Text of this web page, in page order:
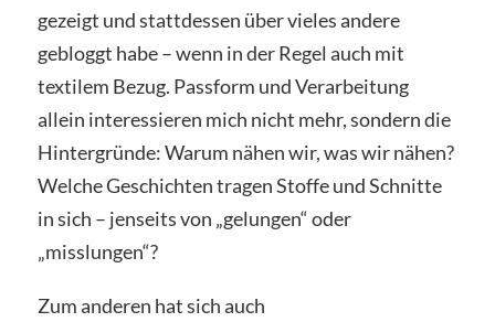
gezeigt und stattdessen über vieles andere
gebloggt habe – wenn in der Regel auch mit
textilem Bezug. Passform und Verarbeitung
allein interessieren mich nicht mehr, sondern die
Hintergründe: Warum nähen wir, was wir nähen?
Welche Geschichten tragen Stoffe und Schnitte
in sich – jenseits von „gelungen“ oder
„misslungen“?
Zum anderen hat sich auch